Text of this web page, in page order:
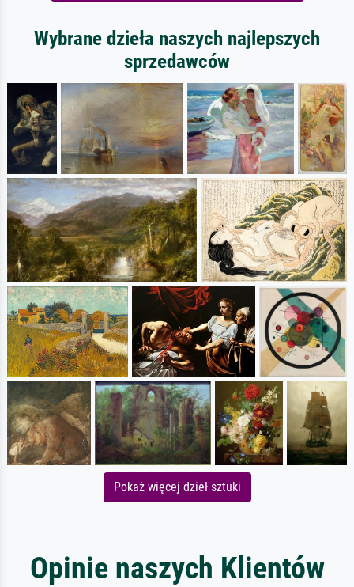
Wybrane dzieła naszych najlepszych
sprzedawców
Pokaż więcej dzieł sztuki
Opinie naszych Klientów